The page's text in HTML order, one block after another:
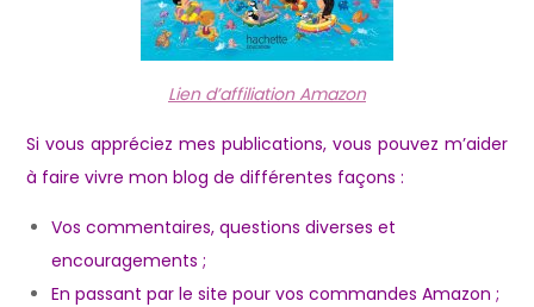
Lien d’affiliation Amazon
Si vous appréciez mes publications, vous pouvez m’aider
à faire vivre mon blog de différentes façons :
Vos commentaires, questions diverses et
encouragements ;
En passant par le site pour vos commandes Amazon ;